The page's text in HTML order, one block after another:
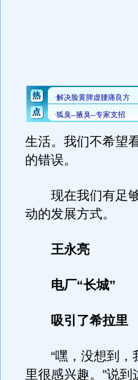
生活。我们不希望
的错误。
现在我们有足够
动的发展方式。
王永亮
电厂“长城”
吸引了希拉里
“嘿，没想到，我
里很感兴趣。”说